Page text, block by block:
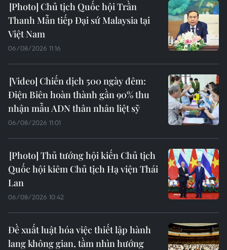
Chủ tịch Quốc hội Trần
Thanh Mẫn tiếp Đại sứ Malaysia tại
Việt Nam
06/08/2026 11:16
Chiến dịch 500 ngày đêm:
Điện Biên hoàn thành gần 90% thu
nhận mẫu ADN thân nhân liệt sỹ
06/08/2026 11:01
Thủ tướng hội kiến Chủ tịch
Quốc hội kiêm Chủ tịch Hạ viện Thái
Lan
06/08/2026 10:42
Đề xuất luật hóa việc thiết lập hành
lang không gian, tầm nhìn hướng